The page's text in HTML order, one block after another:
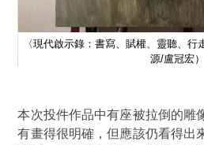
〈現代啟示錄：書寫、賦權、靈聽、行
源/盧冠宏）
本次投件作品中有座被拉倒的雕
有畫得很明確，但應該仍看得出